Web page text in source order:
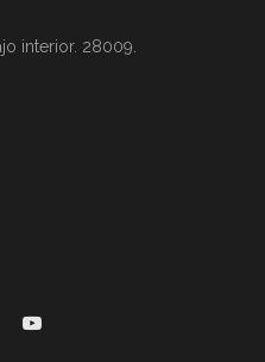
interior. 28009.